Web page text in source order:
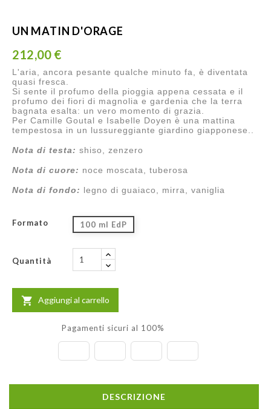
UN MATIN D'ORAGE
212,00 €
L'aria, ancora pesante qualche minuto fa, è diventata
quasi fresca.
Si sente il profumo della pioggia appena cessata e il
profumo dei fiori di magnolia e gardenia che la terra
bagnata esalta: un vero momento di grazia.
Per Camille Goutal e Isabelle Doyen è una mattina
tempestosa in un lussureggiante giardino giapponese..
Nota di testa: shiso, zenzero
Nota di cuore: noce moscata, tuberosa
Nota di fondo: legno di guaiaco, mirra, vaniglia
Formato 100 ml EdP
Quantità
 Aggiungi al carrello
Pagamenti sicuri al 100%
DESCRIZIONE